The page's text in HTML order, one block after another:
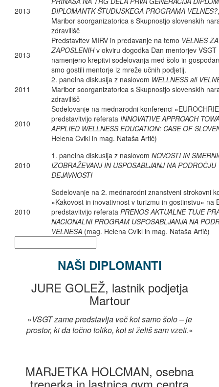
2013
DIPLOMANTK ŠTUDIJSKEGA PROGRAMA VELNES?
Maribor soorganizatorica s Skupnostjo slovenskih
zdravilišč
2013
Predstavitev MIRV in predavanje na temo VELNES
ZAPOSLENIHv okviru dogodka Dan mentorjev
namenjeno krepitvi sodelovanja med šolo in
smo gostili mentorje iz mreže učnih podjetij.
2011
2. panelna diskusija z naslovom WELLNESS ali
Maribor soorganizatorica s Skupnostjo slovenskih
zdravilišč
2010
Sodelovanje na mednarodni konferenci
predstavitvijo referata INNOVATIVE APPROACH
APPLIED WELLNESS EDUCATION: CASE OF
Helena Cvikl in mag. Nataša Artič)
2010
1. panelna diskusija z naslovom NOVOSTI IN
IZOBRAŽEVANJ IN USPOSABLJANJ NA PODROČJU
DEJAVNOSTI
2010
Sodelovanje na 2. mednarodni znanstveni strokovni
»Kakovost in inovativnost v turizmu in gostinstvu« na
predstavitvijo referata PRENOS AKTUALNE TUJE
NACIONALNI PROGRAM USPOSABLJANJA NA
VELNESA (mag. Helena Cvikl in mag. Nataša Artič)
NAŠI DIPLOMANTI
JURE GOLEŽ, lastnik podjetja
Martour
»VSGT zame predstavlja več kot samo šolo – je
prostor, ki da točno toliko, kot si želiš sam vzeti.«
MARJETKA HOLCMAN, osebna